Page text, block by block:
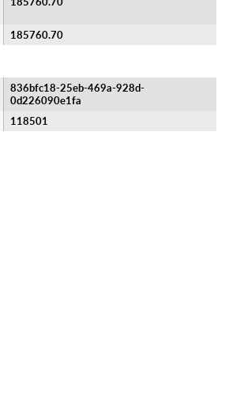
185760.70
836bfc18-25eb-469a-928d-
0d226090e1fa
118501